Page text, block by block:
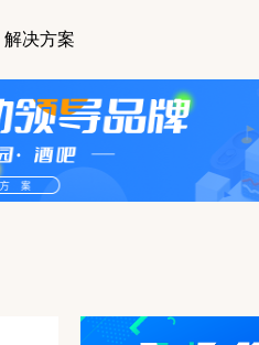
解决方案